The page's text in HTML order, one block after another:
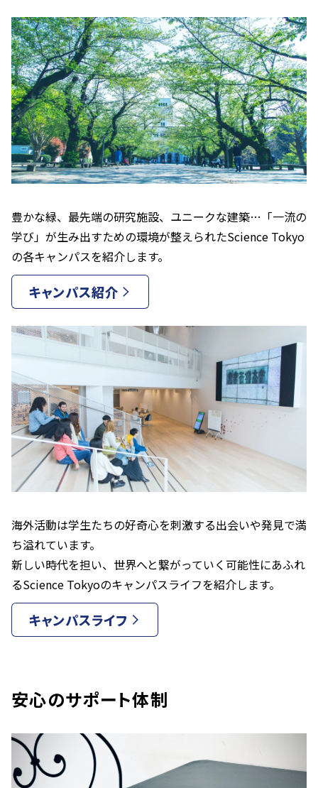
豊かな緑、最先端の研究施設、ユニークな建築…「一流の
学び」が生み出すための環境が整えられたScience Tokyo
の各キャンパスを紹介します。
キャンパス紹介
海外活動は学生たちの好奇心を刺激する出会いや発見で満
ち溢れています。
新しい時代を担い、世界へと繋がっていく可能性にあふれ
るScience Tokyoのキャンパスライフを紹介します。
キャンパスライフ
安心のサポート体制